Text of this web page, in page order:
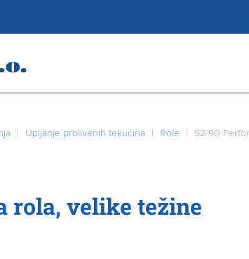
| Upijanje prolivenih tekućina | Role | S2-90
rola, velike težine